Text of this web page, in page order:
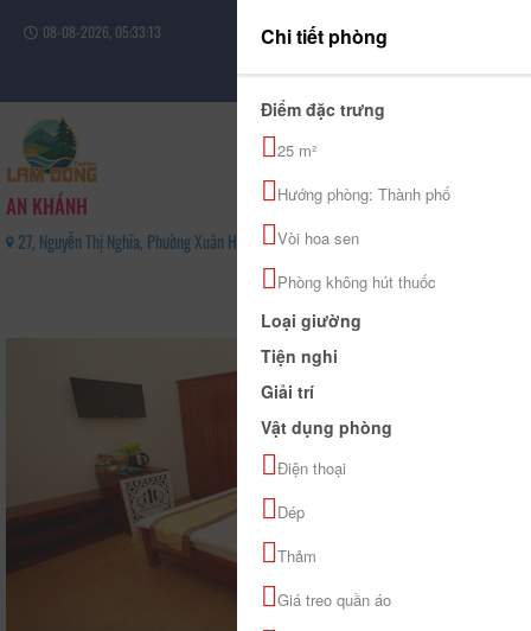
08-08-2026, 05:33:14
Đăng nhập
AN KHÁNH
27, Nguyễn Thị Nghĩa, Phường Xuân Hương - Đà Lạt, Tỉnh Lâm Đồng - 0917617366
0
Chi tiết phòng
Điểm đặc trưng
25 m²
Hướng phòng: Thành phố
Vòi hoa sen
Phòng không hút thuốc
Loại giường
Tiện nghi
Giải trí
Vật dụng phòng
Điện thoại
Dép
Thảm
Giá treo quần áo